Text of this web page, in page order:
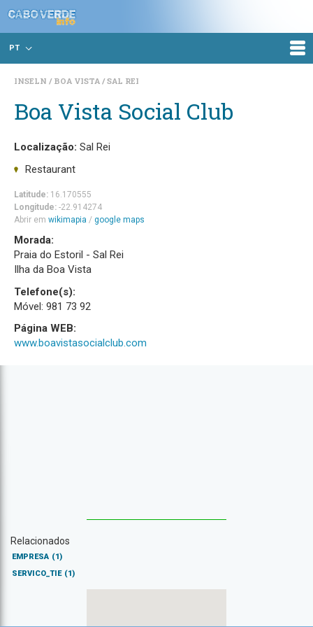
PT
INSELN BOA VISTA SAL REI
Boa Vista Social Club
Localização: Sal Rei
Restaurant
Latitude: 16.170555
Longitude: -22.914274
Abrir em wikimapia / google maps
Morada:
Praia do Estoril - Sal Rei
Ilha da Boa Vista
Telefone(s):
Móvel: 981 73 92
Página WEB:
www.boavistasocialclub.com
Relacionados
EMPRESA (1)
SERVICO_TIE (1)